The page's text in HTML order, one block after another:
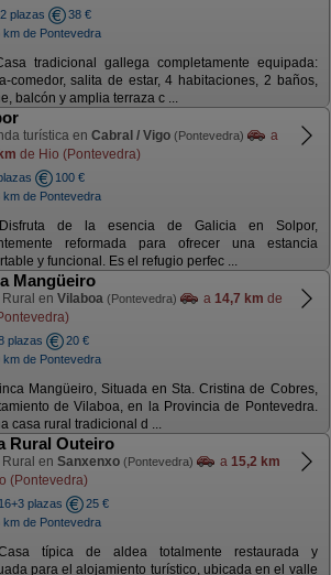
plazas
38 €
km de Pontevedra
tradicional gallega completamente equipada:
comedor, salita de estar, 4 habitaciones, 2 baños,
balcón y amplia terraza c ...
turística en Cabral / Vigo (Pontevedra)
a
de Hio (Pontevedra)
100 €
km de Pontevedra
de la esencia de Galicia en Solpor,
reformada para ofrecer una estancia
y funcional. Es el refugio perfec ...
Mangüeiro
en Vilaboa (Pontevedra) a 14,7 km de
plazas
20 €
km de Pontevedra
Mangüeiro, Situada en Sta. Cristina de Cobres,
de Vilaboa, en la Provincia de Pontevedra.
casa rural tradicional d ...
Rural Outeiro
en Sanxenxo (Pontevedra) a 15,2 km
(Pontevedra)
plazas
25 €
km de Pontevedra
típica de aldea totalmente restaurada y
para el alojamiento turístico, ubicada en el valle